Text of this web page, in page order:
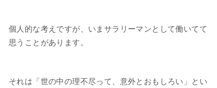
個人的な考えですが、いまサラリーマンとして働いてて
思うことがあります。
それは「世の中の理不尽って、意外とおもしろい」とい